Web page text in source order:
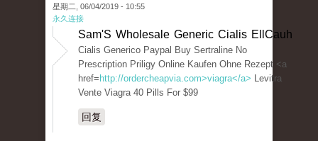
星期二, 06/04/2019 - 10:55
永久连接
Sam'S Wholesale Generic Cialis EllCauh
Cialis Generico Paypal Buy Sertraline No
Prescription Priligy Online Kaufen Ohne Rezept <a
href= http://ordercheapvia.com>viagra</a> Levitra
Vente Viagra 40 Pills For $99
回复